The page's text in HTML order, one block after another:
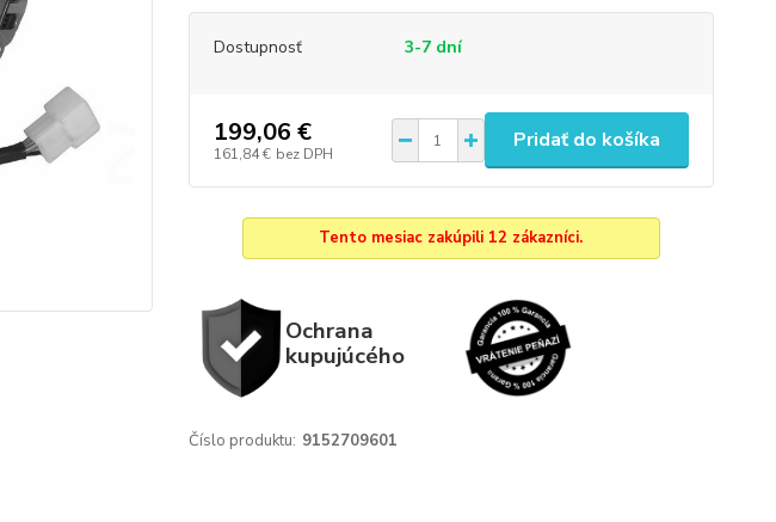
Dostupnosť 3-7 dní
199,06 €
161,84 € bez DPH
Pridať do košíka
Tento mesiac zakúpili 12 zákazníci.
Ochrana
kupujúcého
Číslo produktu: 9152709601